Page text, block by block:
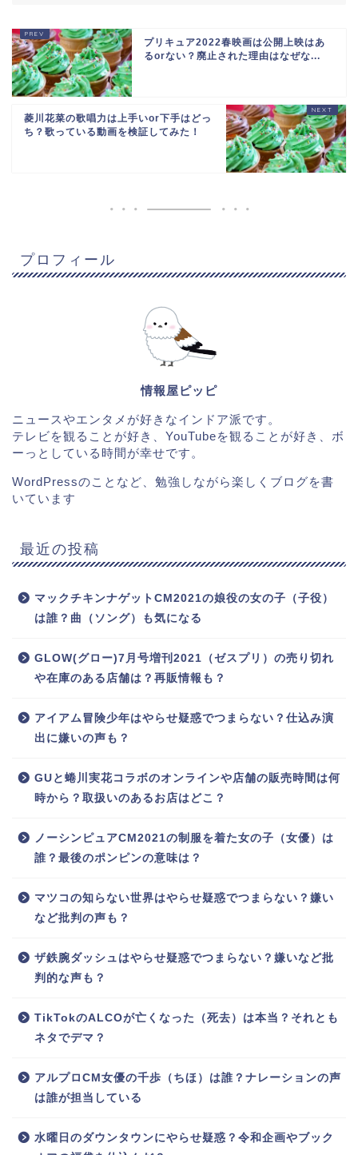
プリキュア2022春映画は公開上映はあ
るorない？廃止された理由はなぜな...
菱川花菜の歌唱力は上手いor下手はどっ
ち？歌っている動画を検証してみた！
プロフィール
情報屋ピッピ
ニュースやエンタメが好きなインドア派です。
テレビを観ることが好き、YouTubeを観ることが好き、ボ
ーっとしている時間が幸せです。
WordPressのことなど、勉強しながら楽しくブログを書
いています
最近の投稿
マックチキンナゲットCM2021の娘役の女の子（子役）
は誰？曲（ソング）も気になる
GLOW(グロー)7月号増刊2021（ゼスプリ）の売り切れ
や在庫のある店舗は？再販情報も？
アイアム冒険少年はやらせ疑惑でつまらない？仕込み演
出に嫌いの声も？
GUと蜷川実花コラボのオンラインや店舗の販売時間は何
時から？取扱いのあるお店はどこ？
ノーシンピュアCM2021の制服を着た女の子（女優）は
誰？最後のポンピンの意味は？
マツコの知らない世界はやらせ疑惑でつまらない？嫌い
など批判の声も？
ザ鉄腕ダッシュはやらせ疑惑でつまらない？嫌いなど批
判的な声も？
TikTokのALCOが亡くなった（死去）は本当？それとも
ネタでデマ？
アルプロCM女優の千歩（ちほ）は誰？ナレーションの声
は誰が担当している
水曜日のダウンタウンにやらせ疑惑？令和企画やブック